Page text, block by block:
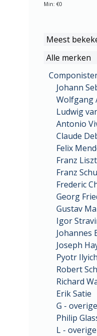
Min: €0
Johann
Wolfgang
Ludwig
Antonio
Claude
Felix
Franz Liszt
Franz
Frederic
Georg
Gustav
Igor
Johannes
Joseph
Pyotr
Robert
Richard
Erik Satie
G - overige
Philip
L - overige